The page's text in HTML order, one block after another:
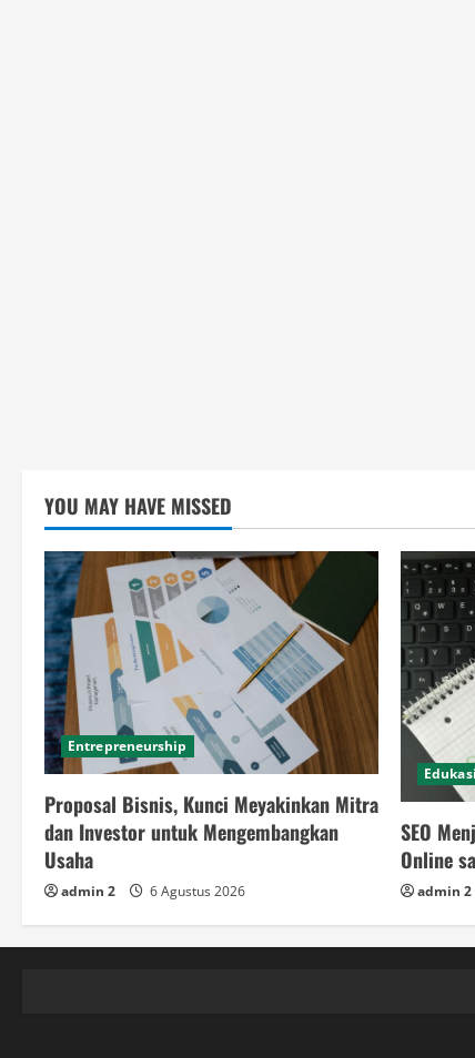
YOU MAY HAVE MISSED
Entrepreneurship
Proposal Bisnis, Kunci Meyakinkan Mitra
dan Investor untuk Mengembangkan
Usaha
admin 2 6 Agustus 2026
SEO
Online
admin 2